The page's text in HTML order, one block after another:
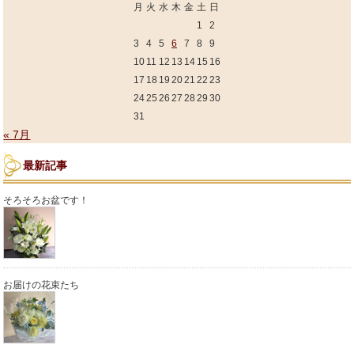
月 火 水 木 金 土 日
1
2
3
4 5 6 7 8
9
10 11 12 13 14 15 16
17 18 19 2021 22 23
2425 26 27 28 29 30
31
« 7月
最新記事
そろそろお盆です！
お届けの花束たち